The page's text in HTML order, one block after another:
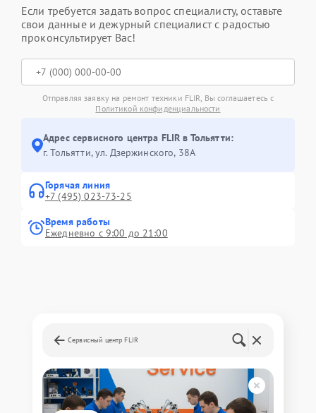
Если требуется задать вопрос специалисту, оставьте
свои данные и дежурный специалист с радостью
проконсультирует Вас!
Отправляя заявку на ремонт техники FLIR, Вы соглашаетесь с
Политикой конфиденциальности
Адрес сервисного центра FLIR в Тольятти:
г. Тольятти, ул. Дзержинского, 38А
Горячая линия
+7 (495) 023-73-25
Время работы
Ежедневно с 9:00 до 21:00
Сервисный центр FLIR